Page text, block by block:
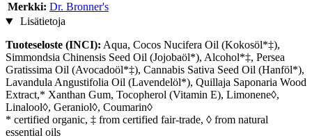
Merkki: Dr. Bronner's
Lisätietoja
Tuoteseloste (INCI): Aqua, Cocos Nucifera Oil (Kokosöl*‡),
Simmondsia Chinensis Seed Oil (Jojobaöl*), Alcohol*‡, Persea
Gratissima Oil (Avocadoöl*‡), Cannabis Sativa Seed Oil (Hanföl*),
Lavandula Angustifolia Oil (Lavendelöl*), Quillaja Saponaria Wood
Extract,* Xanthan Gum, Tocopherol (Vitamin E), Limonene◊,
Linalool◊, Geraniol◊, Coumarin◊
* certified organic, ‡ from certified fair-trade, ◊ from natural
essential oils